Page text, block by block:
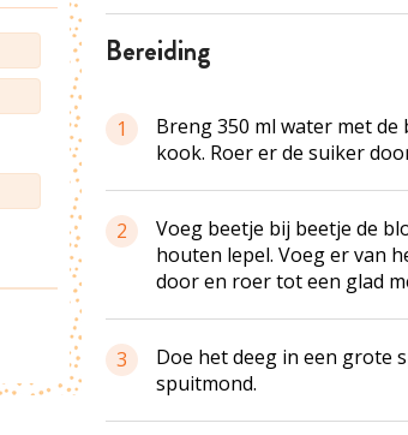
bereiding
1
Breng 350 ml water met
kook. Roer er de suiker
2
Voeg beetje bij beetje de
houten lepel. Voeg er van
door en roer tot een glad
3
Doe het deeg in een grote
spuitmond.